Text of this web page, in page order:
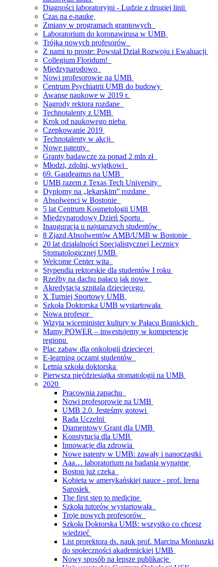
Diagności laboratoryjni - Ludzie z drugiej linii
Czas na e-naukę
Zmiany w programach grantowych
Laboratorium do koronawirusa w UMB
Trójka nowych profesorów
Z nami to proste: Powstał Dział Rozwoju i Ewaluacji
Collegium Floridum!
Międzynarodowo
Nowi profesorowie na UMB
Centrum Psychiatrii UMB do budowy
Awanse naukowe w 2019 r.
Nagrody rektora rozdane
Technotalenty z UMB
Krok od naukowego nieba
Czepkowanie 2019
Technotalenty w akcji
Nowe patenty
Granty badawcze za ponad 2 mln zł
Młodzi, zdolni, wyjątkowi
69. Gaudeamus na UMB
UMB razem z Texas Tech University
Dyplomy na „lekarskim” rozdane
Absolwenci w Bostonie
5 lat Centrum Kosmetologii UMB
Międzynarodowy Dzień Sportu
Inauguracja u najstarszych studentów
8 Zjazd Absolwentów AMB/UMB w Bostonie
20 lat działalności Specjalistycznej Lecznicy
Stomatologicznej UMB
Welcome Center wita
Stypendia rektorskie dla studentów I roku
Rzeźby na dachu pałacu jak nowe
Akredytacja szpitala dziecięcego
X Turniej Sportowy UMB
Szkoła Doktorska UMB wystartowała
Nowa profesor
Wizyta wiceminister kultury w Pałacu Branickich
Mamy POWER – inwestujemy w kompetencje
regionu
Plac zabaw dla onkologii dziecięcej
E-learning oczami studentów
Letnia szkoła doktorska
Pierwsza pięćdziesiątka stomatologii na UMB
2020
Pracownia zapachu
Nowi profesorowie na UMB
UMB 2.0. Jesteśmy gotowi
Rada Uczelni
Diamentowy Grant dla UMB
Konstytucja dla UMB
Innowacje dla zdrowia
Nowe patenty w UMB: zawały i nanocząstki
Aaa… laboratorium na badania wynajmę
Boston już czeka
Kobieta w amerykańskiej nauce - prof. Irena
Sarosiek
The first step to medicine
Szkoła tutorów wystartowała
Troje nowych profesorów
Szkoła Doktorska UMB: wszystko co chcesz
wiedzieć
List prorektora ds. nauk prof. Marcina Moniuszki
do społeczności akademickiej UMB
Nowy sposób na lepsze publikacje